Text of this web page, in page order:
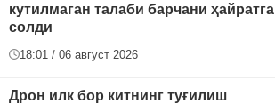
кутилмаган талаби барчани ҳайратга
солди
18:01 / 06 август 2026
Дрон илк бор китнинг туғилиш